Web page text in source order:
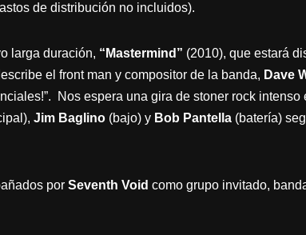
de distribución no incluidos).
larga duración, “Mastermind” (2010), que estará
el front man y compositor de la banda, Dave
Nos espera una gira de stoner rock intenso
Jim Baglino (bajo) y Bob Pantella (batería)
por Seventh Void como grupo invitado,